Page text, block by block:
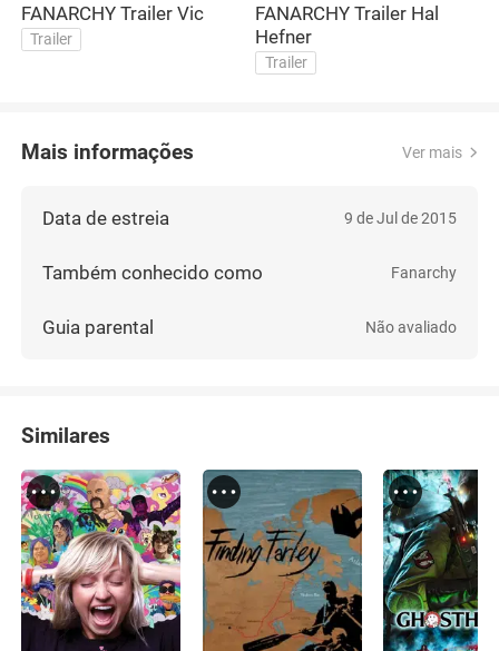
FANARCHY Trailer Vic
Trailer
FANARCHY Trailer Hal
Hefner
Trailer
Mais informações Ver mais
Data de estreia 9 de Jul de 2015
Também conhecido como Fanarchy
Guia parental Não avaliado
Similares